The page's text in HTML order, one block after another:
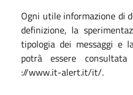
Ogni utile informazione di
definizione, la
tipologia dei messaggi e
potrà essere
://www.it-alert.it/it/.